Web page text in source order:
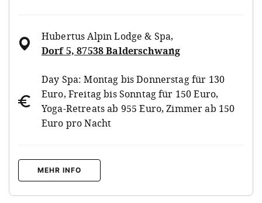
Hubertus Alpin Lodge & Spa,
Dorf 5, 87538 Balderschwang
Day Spa: Montag bis Donnerstag für 130
Euro, Freitag bis Sonntag für 150 Euro,
Yoga-Retreats ab 955 Euro, Zimmer ab 150
Euro pro Nacht
MEHR INFO